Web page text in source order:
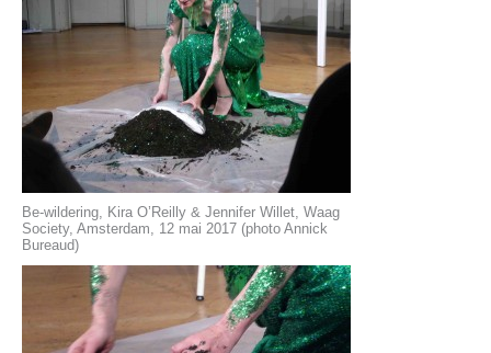
Be-wildering, Kira O’Reilly & Jennifer Willet, Waag
Society, Amsterdam, 12 mai 2017 (photo Annick
Bureaud)